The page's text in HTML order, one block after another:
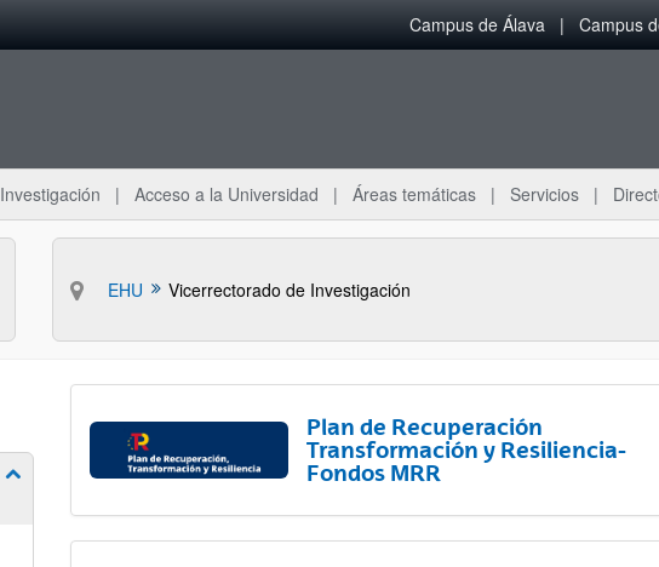
Campus de Álava Campus
Investigación Acceso a la Universidad Áreas temáticas Servicios
EHU Vicerrectorado de Investigación
Mostrar/ocultar subpáginas
Plan de Recuperación
Transformación y Resiliencia-
Fondos MRR